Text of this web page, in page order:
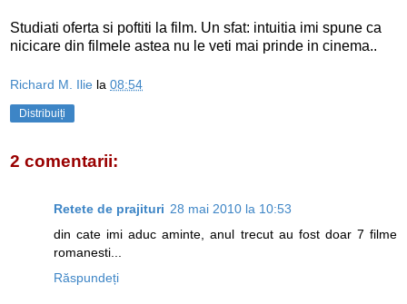
Studiati oferta si poftiti la film. Un sfat: intuitia imi spune ca
nicicare din filmele astea nu le veti mai prinde in cinema..
Richard M. Ilie la 08:54
Distribuiți
2 comentarii:
Retete de prajituri 28 mai 2010 la 10:53
din cate imi aduc aminte, anul trecut au fost doar 7 filme
romanesti...
Răspundeți